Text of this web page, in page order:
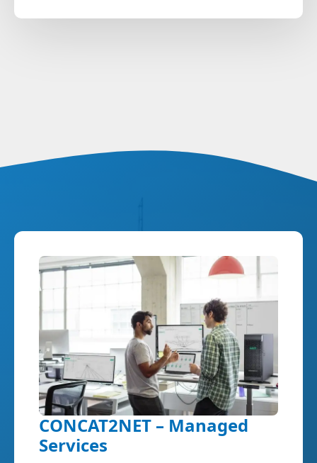
CONCAT2NET – Managed
Services